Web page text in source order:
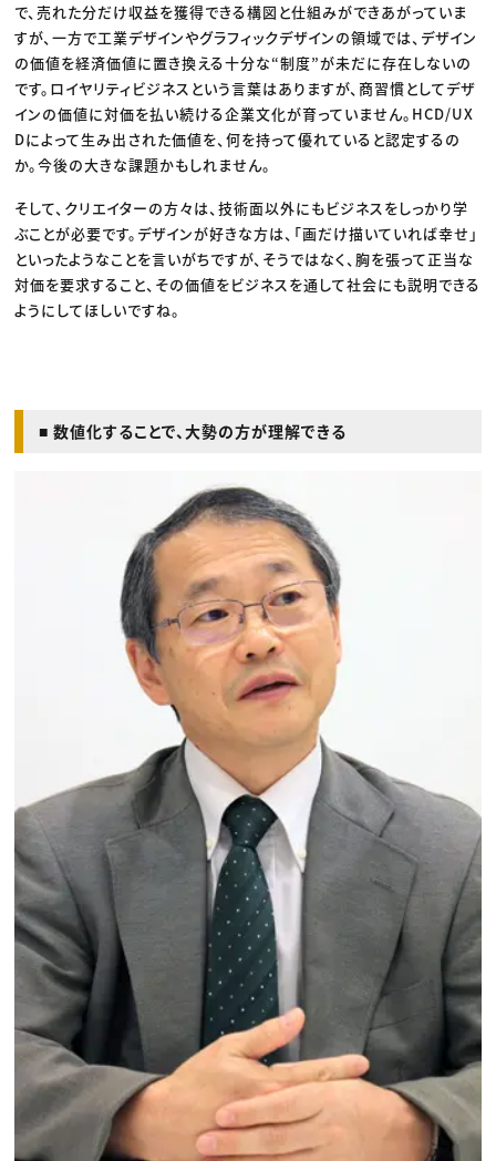
で、売れた分だけ収益を獲得できる構図と仕組みができあがっていま
すが、一方で工業デザインやグラフィックデザインの領域では、デザイン
の価値を経済価値に置き換える十分な“制度”が未だに存在しないの
です。ロイヤリティビジネスという言葉はありますが、商習慣としてデザ
インの価値に対価を払い続ける企業文化が育っていません。HCD/UX
Dによって生み出された価値を、何を持って優れていると認定するの
か。今後の大きな課題かもしれません。
そして、クリエイターの方々は、技術面以外にもビジネスをしっかり学
ぶことが必要です。デザインが好きな方は、「画だけ描いていれば幸せ」
といったようなことを言いがちですが、そうではなく、胸を張って正当な
対価を要求すること、その価値をビジネスを通して社会にも説明できる
ようにしてほしいですね。
■ 数値化することで、大勢の方が理解できる